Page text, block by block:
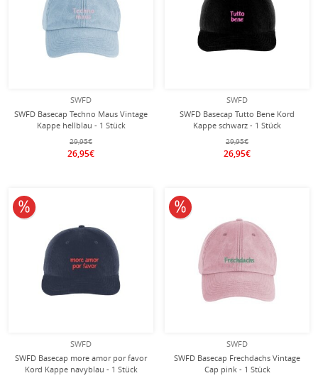
SWFD
SWFD Basecap Techno Maus Vintage
Kappe hellblau - 1 Stück
29,95€
26,95€
SWFD
SWFD Basecap Tutto Bene Kord
Kappe schwarz - 1 Stück
29,95€
26,95€
SWFD
SWFD Basecap more amor por favor
Kord Kappe navyblau - 1 Stück
10% reduziert
SWFD
SWFD Basecap Frechdachs Vintage
Cap pink - 1 Stück
10% reduziert